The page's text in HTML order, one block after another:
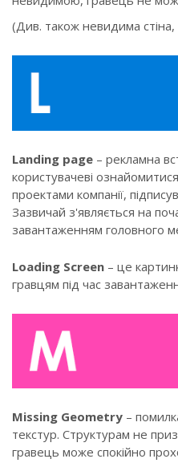
(Див. також невидима стіна,
Landing page – рекламна
користувачеві
проектами компанії,
Зазвичай з'являється на
завантаженням головного
Loading Screen – це
гравцям під час
Missing Geometry –
текстур. Структурам не
гравець може спокійно